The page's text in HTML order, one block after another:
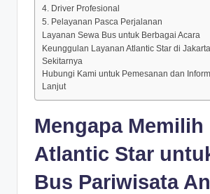
4. Driver Profesional
5. Pelayanan Pasca Perjalanan
Layanan Sewa Bus untuk Berbagai Acara
Keunggulan Layanan Atlantic Star di
Sekitarnya
Hubungi Kami untuk Pemesanan dan
Lanjut
Mengapa Memilih
Atlantic Star
Bus Pariwisata